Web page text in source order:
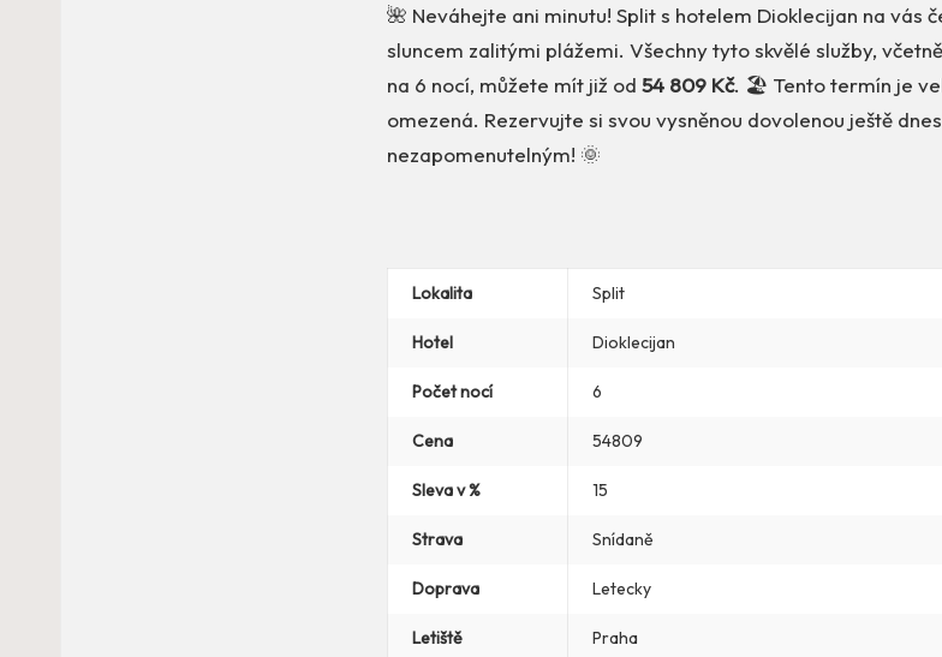
🌺 Neváhejte ani minutu! Split s hotelem Dioklecijan na vás
sluncem zalitými plážemi. Všechny tyto skvělé služby,
na 6 nocí, můžete mít již od 54 809 Kč. 🏖️ Tento termín je
omezená. Rezervujte si svou vysněnou dovolenou ještě
nezapomenutelným! 🌞
Lokalita Split
Hotel Dioklecijan
Počet nocí 6
Cena 54809
Sleva v % 15
Strava Snídaně
Doprava Letecky
Letiště Praha